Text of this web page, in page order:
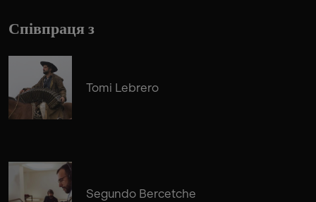
Співпраця з
Tomi Lebrero
Segundo Bercetche